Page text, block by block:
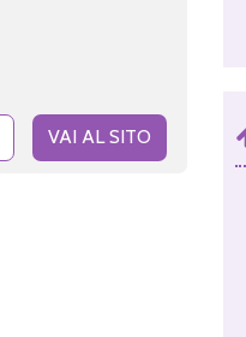
VAI AL SITO